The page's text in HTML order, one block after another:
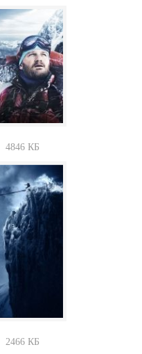
4846 КБ
2466 КБ